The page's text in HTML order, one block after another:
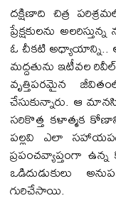
దక్షిణాది చిత్ర
ప్రేక్షకులను
ఓ చీకటి
మద్దతును ఇటీవల
వృత్తిపరమైన
చేసుకున్నారు. ఆ
సరికొత్త కళాత్మక
పల్లవి ఎలా
ప్రపంచవ్యాప్తంగా
ఒడిదుడుకులు
గురిచేసాయి.